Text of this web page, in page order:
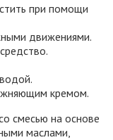
при помощи
движениями.
кремом.
смесью на основе
маслами,